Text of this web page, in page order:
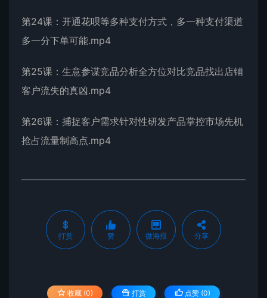
第24课：开通花呗等多种支付方式，多一种支付渠道
多一分下单可能.mp4
第25课：生意参谋竞品分析全方位对比竞品找出店铺
客户流失的真凶.mp4
第26课：捕捉客户需求针对性研发产品掌控市场先机
抢占流量制高点.mp4
打赏 赞 微海报 分享
收藏 (0) 打赏 点赞 (0)